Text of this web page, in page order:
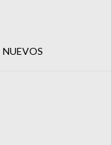
NUEVOS